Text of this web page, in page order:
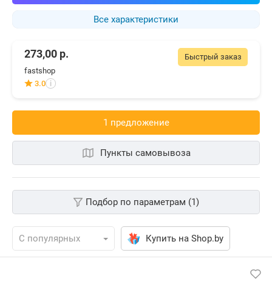
Все характеристики
Быстрый заказ
273,00 р.
fastshop
3.0 i
1 предложениe
Пункты самовывоза
Подбор по параметрам (1)
Купить на Shop.by